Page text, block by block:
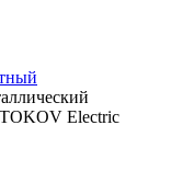
Electric